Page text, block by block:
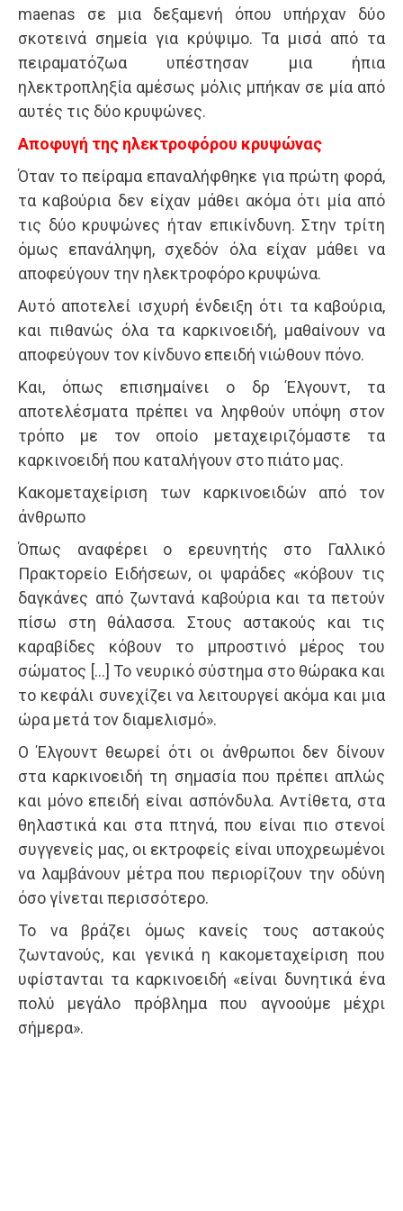
maenas σε μια δεξαμενή όπου υπήρχαν δύο
σκοτεινά σημεία για κρύψιμο. Τα μισά από τα
πειραματόζωα υπέστησαν μια ήπια
ηλεκτροπληξία αμέσως μόλις μπήκαν σε μία από
αυτές τις δύο κρυψώνες.
Αποφυγή της ηλεκτροφόρου κρυψώνας
Όταν το πείραμα επαναλήφθηκε για πρώτη φορά,
τα καβούρια δεν είχαν μάθει ακόμα ότι μία από
τις δύο κρυψώνες ήταν επικίνδυνη. Στην τρίτη
όμως επανάληψη, σχεδόν όλα είχαν μάθει να
αποφεύγουν την ηλεκτροφόρο κρυψώνα.
Αυτό αποτελεί ισχυρή ένδειξη ότι τα καβούρια,
και πιθανώς όλα τα καρκινοειδή, μαθαίνουν να
αποφεύγουν τον κίνδυνο επειδή νιώθουν πόνο.
Και, όπως επισημαίνει ο δρ Έλγουντ, τα
αποτελέσματα πρέπει να ληφθούν υπόψη στον
τρόπο με τον οποίο μεταχειριζόμαστε τα
καρκινοειδή που καταλήγουν στο πιάτο μας.
Κακομεταχείριση των καρκινοειδών από τον
άνθρωπο
Όπως αναφέρει ο ερευνητής στο Γαλλικό
Πρακτορείο Ειδήσεων, οι ψαράδες «κόβουν τις
δαγκάνες από ζωντανά καβούρια και τα πετούν
πίσω στη θάλασσα. Στους αστακούς και τις
καραβίδες κόβουν το μπροστινό μέρος του
σώματος […] Το νευρικό σύστημα στο θώρακα και
το κεφάλι συνεχίζει να λειτουργεί ακόμα και μια
ώρα μετά τον διαμελισμό».
Ο Έλγουντ θεωρεί ότι οι άνθρωποι δεν δίνουν
στα καρκινοειδή τη σημασία που πρέπει απλώς
και μόνο επειδή είναι ασπόνδυλα. Αντίθετα, στα
θηλαστικά και στα πτηνά, που είναι πιο στενοί
συγγενείς μας, οι εκτροφείς είναι υποχρεωμένοι
να λαμβάνουν μέτρα που περιορίζουν την οδύνη
όσο γίνεται περισσότερο.
Το να βράζει όμως κανείς τους αστακούς
ζωντανούς, και γενικά η κακομεταχείριση που
υφίστανται τα καρκινοειδή «είναι δυνητικά ένα
πολύ μεγάλο πρόβλημα που αγνοούμε μέχρι
σήμερα».